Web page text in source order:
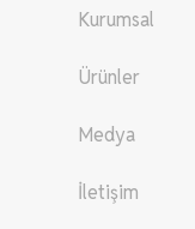
Kurumsal
Ürünler
Medya
İletişim